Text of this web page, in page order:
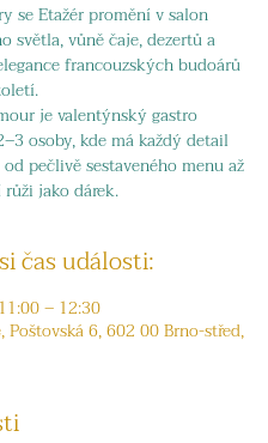
se Etažér promění v salon
světla, vůně čaje, dezertů a
francouzských budoárů
je valentýnský gastro
osoby, kde má každý detail
pečlivě sestaveného menu až
jako dárek.
čas události:
– 12:30
Poštovská 6, 602 00 Brno-střed,